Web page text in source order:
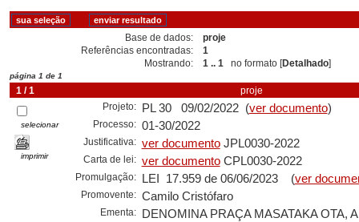
Base de dados:
proje
Referências encontradas:
1
Mostrando:
1 .. 1 no formato [Detalhado]
página 1 de 1
1 / 1 proje
selecionar
imprimir
Projeto: PL 30 09/02/2022 (ver documento)
Processo: 01-30/2022
Justificativa: ver documentoJPL0030-2022
Carta de lei: ver documentoCPL0030-2022
Promulgação: LEI 17.959 de 06/06/2023 (ver
Promovente: Camilo Cristófaro
Ementa:
DENOMINA PRAÇA MASATAKA OTA,